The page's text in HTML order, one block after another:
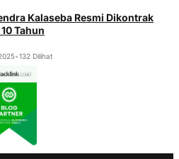
Kalaseba Resmi Dikontrak
Tahun
•132 Dilihat